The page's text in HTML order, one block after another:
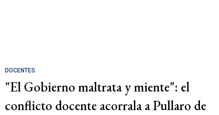
DOCENTES
"El Gobierno maltrata y miente": el
conflicto docente acorrala a Pullaro de